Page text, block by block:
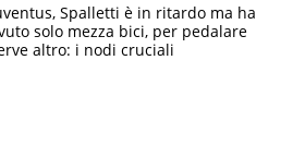
Spalletti è in ritardo ma ha
solo mezza bici, per pedalare
altro: i nodi cruciali